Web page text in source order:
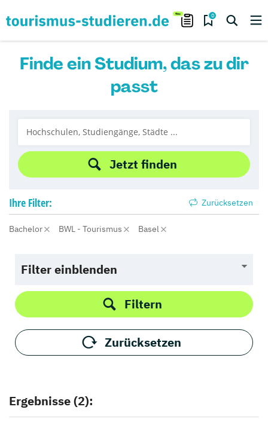
0
Finde ein Studium, das zu dir
passt
Jetzt finden
Ihre Filter: Zurücksetzen
Bachelor BWL - Tourismus Basel
Filter einblenden
Filtern
Zurücksetzen
Ergebnisse (2):